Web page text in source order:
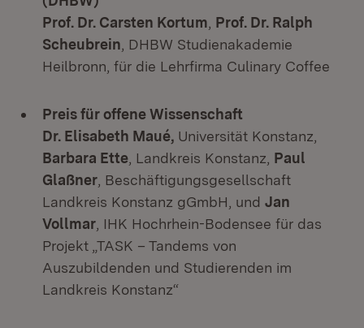
Prof. Dr. Carsten Kortum Prof. Dr. Ralph
Scheubrein , DHBW Studienakademie
Heilbronn, für die Lehrfirma Culinary Coffee
Preis für offene Wissenschaft
Dr. Elisabeth Maué, Universität Konstanz,
Barbara Ette , Landkreis Konstanz, Paul
Glaßner , Beschäftigungsgesellschaft
Landkreis Konstanz gGmbH, und Jan
Vollmar , IHK Hochrhein-Bodensee für das
Projekt „TASK – Tandems von
Auszubildenden und Studierenden im
Landkreis Konstanz“